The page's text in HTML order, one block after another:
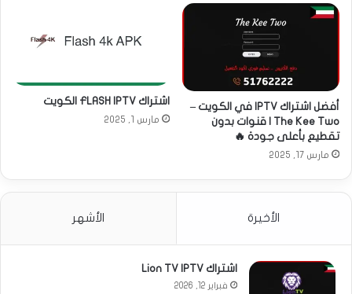
أفضل اشتراك IPTV في الكويت –
The Kee Two | قنوات بدون
تقطيع بأعلى جودة 🔥
مارس 17, 2025
اشتراك FLASH IPTV الكويت
مارس 1, 2025
الأخيرة الأشهر
اشتراك Lion TV IPTV
فبراير 12, 2026